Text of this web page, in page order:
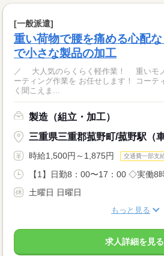
[一般派遣]
重い荷物で腰を痛める心配
で小さな製品の加工
／ 大人気のらくらく軽作業！ 重いモノなし♪ ＼ 自
ーティング作業を お任せします！ コーティング作業と聞くと、 難し
く聞こえま...
製造（組立・加工）
三重県三重郡菰野町/菰野駅（車
時給1,500円～1,875円 交通費一部支
【1】日勤8：00〜17：00 ◇実働8
土曜日 日曜日
もっと見る
求人詳細を見る